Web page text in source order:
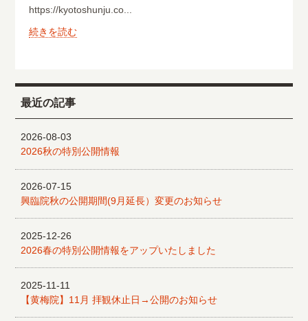
https://kyotoshunju.co...
続きを読む
最近の記事
2026-08-03
2026秋の特別公開情報
2026-07-15
興臨院秋の公開期間(9月延長）変更のお知らせ
2025-12-26
2026春の特別公開情報をアップいたしました
2025-11-11
【黄梅院】11月 拝観休止日→公開のお知らせ